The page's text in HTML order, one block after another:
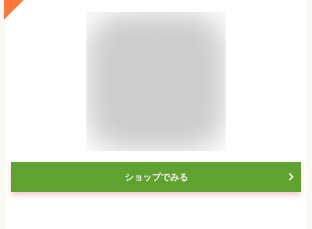
ショップでみる